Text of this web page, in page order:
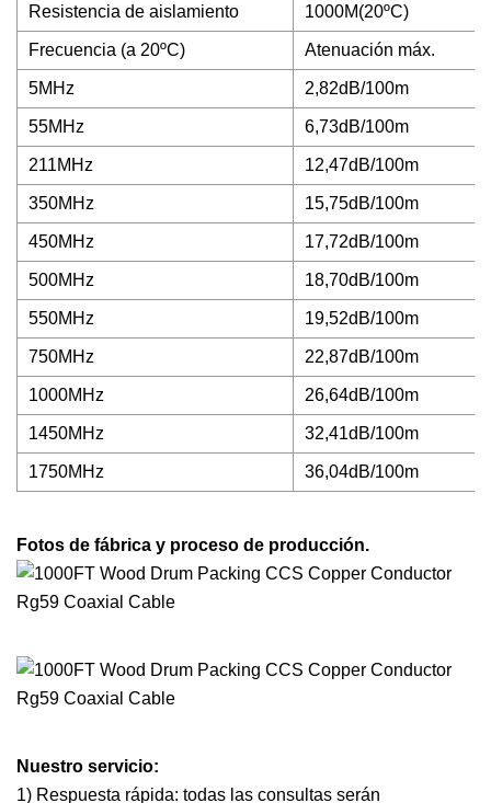
Resistencia de aislamiento 1000M(20ºC)
Frecuencia (a 20ºC) Atenuación máx.
5MHz 2,82dB/100m
55MHz 6,73dB/100m
211MHz 12,47dB/100m
350MHz 15,75dB/100m
450MHz 17,72dB/100m
500MHz 18,70dB/100m
550MHz 19,52dB/100m
750MHz 22,87dB/100m
1000MHz 26,64dB/100m
1450MHz 32,41dB/100m
1750MHz 36,04dB/100m
Fotos de fábrica y proceso de producción.
Nuestro servicio:
1) Respuesta rápida: todas las consultas serán